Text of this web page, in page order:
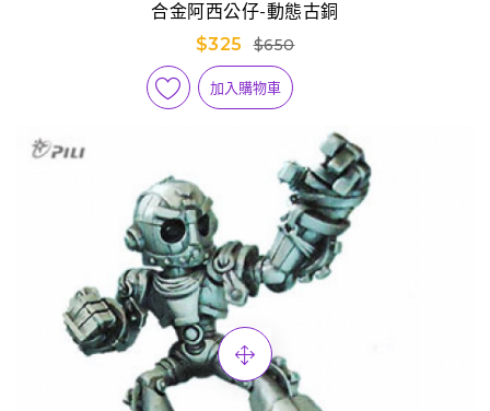
合金阿西公仔-動態古銅
$325
$650
加入購物車